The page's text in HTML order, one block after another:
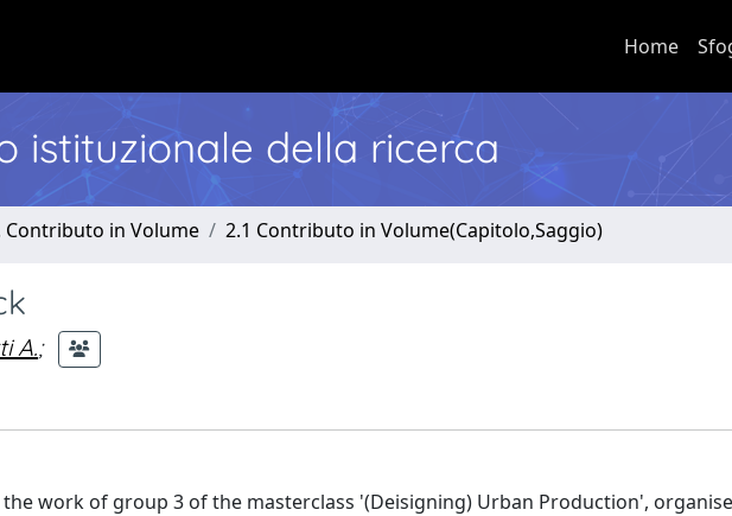
Home
istituzionale della ricerca
Contributo in Volume 2.1 Contributo in Volume(Capitolo,Saggio)
A.;
work of group 3 of the masterclass '(Deisigning) Urban Production',